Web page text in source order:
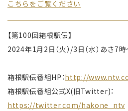
こちらをご覧ください
【第100回箱根駅伝】
2024年1月2日（火）/3日（水）あさ7
箱根駅伝番組HP：http://
箱根駅伝番組公式X(旧Twitter)：
https://twitter.com/hakone_ntv